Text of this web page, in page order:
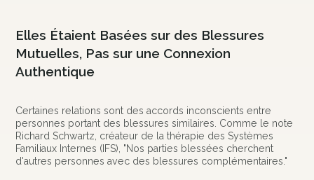
Elles Étaient Basées sur des Blessures
Mutuelles, Pas sur une Connexion
Authentique
Certaines relations sont des accords inconscients entre
personnes portant des blessures similaires. Comme le note
Richard Schwartz, créateur de la thérapie des Systèmes
Familiaux Internes (IFS), "Nos parties blessées cherchent
d'autres personnes avec des blessures complémentaires."